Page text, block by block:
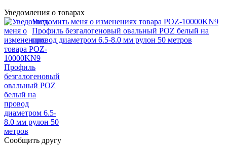
Уведомления о товарах
Уведомить меня о изменениях товара POZ-10000KN9
Профиль безгалогеновый овальный POZ белый на
провод диаметром 6.5-8.0 мм рулон 50 метров
Сообщить другу